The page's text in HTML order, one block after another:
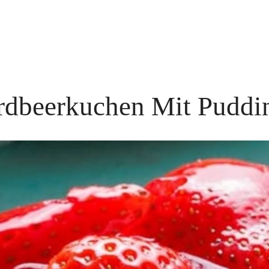
Mit